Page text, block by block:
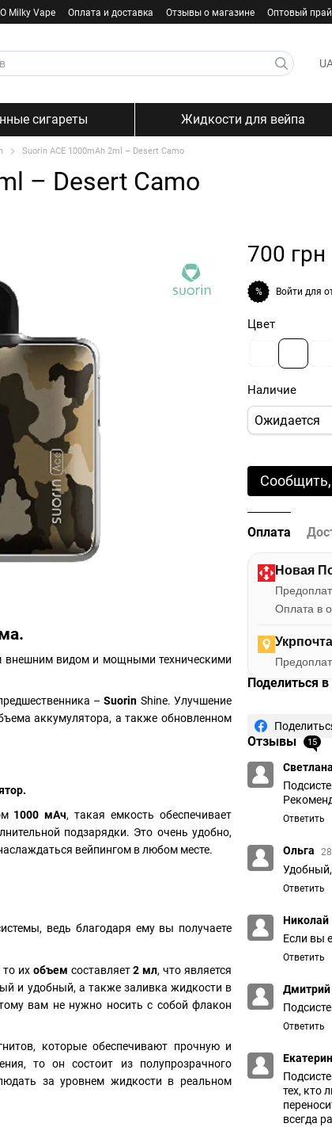
О Milky Vape Оплата и доставка Отзывы о магазине Оптовый
сигареты Жидкости для вейпа
Suorin ACE 1000mAh 2ml – Desert Camo
– Desert Camo
внешним видом и мощными техническими
–Suorin Shine. Улучшение
аккумулятора, а также обновленном
1000 мАч, такая емкость обеспечивает
подзарядки. Это очень удобно,
вейпингом в любом месте.
ведь благодаря ему вы получаете
то их объем составляет2 мл, что является
и удобный, а также заливка жидкости в
вам не нужно носить с собой флакон
которые обеспечивают прочную и
то он состоит из полупрозрачного
за уровнем жидкости в реальном
700 грн
% Войти для
Цвет
Наличие
Ожидается
Сообщить,
Оплата
Новая
Оплата в
Укрпочта
Поделиться в
Отзывы 15
Светлана
Ответить
Ольга
Ответить
Николай
Если вы
Ответить
Дмитрий
Ответить
тех, кто
всегда